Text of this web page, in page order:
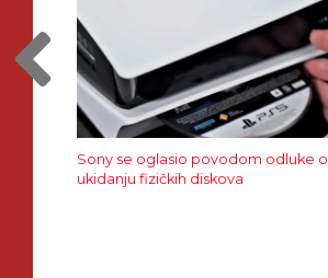
Sony se oglasio povodom odluke o
ukidanju fizičkih diskova